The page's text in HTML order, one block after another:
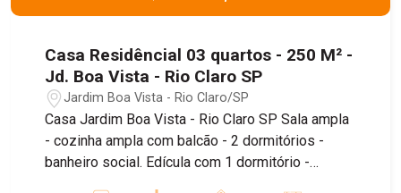
Casa Residêncial 03 quartos - 250 M² -
Jd. Boa Vista - Rio Claro SP
Jardim Boa Vista - Rio Claro/SP
Casa Jardim Boa Vista - Rio Claro SP Sala ampla
- cozinha ampla com balcão - 2 dormitórios -
banheiro social. Edícula com 1 dormitório -